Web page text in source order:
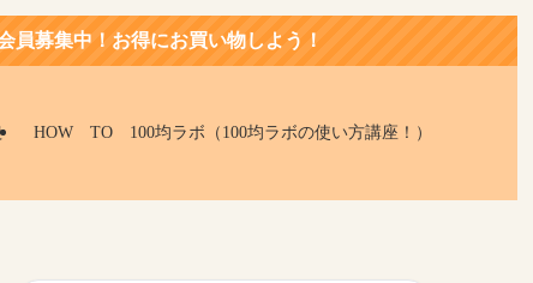
にお買い物しよう！
HOW TO 100均ラボ（100均ラボの使い方講座！）